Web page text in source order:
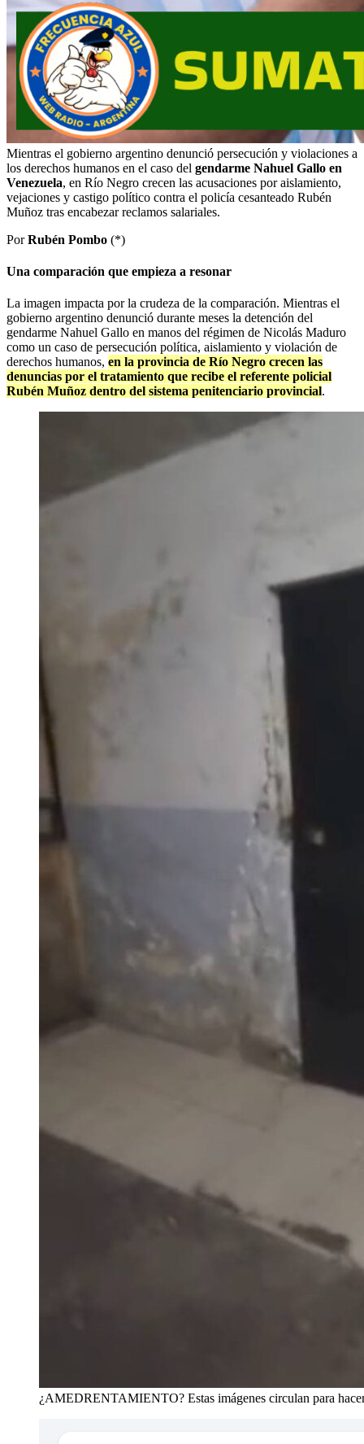
Mientras el gobierno argentino denunció persecución y violaciones a
los derechos humanos en el caso del gendarme Nahuel Gallo en
Venezuela, en Río Negro crecen las acusaciones por aislamiento,
vejaciones y castigo político contra el policía cesanteado Rubén
Muñoz tras encabezar reclamos salariales.
PorRubén Pombo (*)
Una comparación que empieza a resonar
La imagen impacta por la crudeza de la comparación. Mientras el
gobierno argentino denunció durante meses la detención del
gendarme Nahuel Gallo en manos del régimen de Nicolás Maduro
como un caso de persecución política, aislamiento y violación de
derechos humanos, en la provincia de Río Negro crecen las
denuncias por el tratamiento que recibe el referente policial
Rubén Muñoz dentro del sistema penitenciario provincial.
¿AMEDRENTAMIENTO? Estas imágenes circulan para